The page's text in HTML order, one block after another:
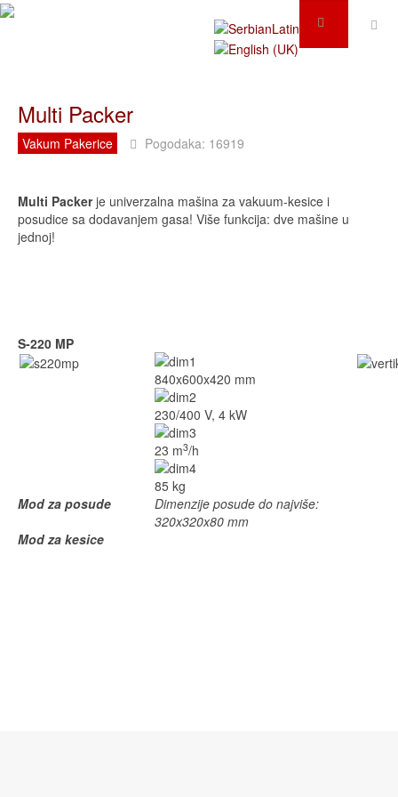
Multi Packer
Vakum Pakerice Pogodaka: 16919
Multi Packerje univerzalna mašina za vakuum-kesice i
posudice sa dodavanjem gasa! Više funkcija: dve mašine u
jednoj!
S-220 MP
840x600x420 mm
230/400 V, 4 kW
23 m3/h
85 kg
Mod za posude
Dimenzije posude do najviše:
320x320x80 mm
Mod za kesice